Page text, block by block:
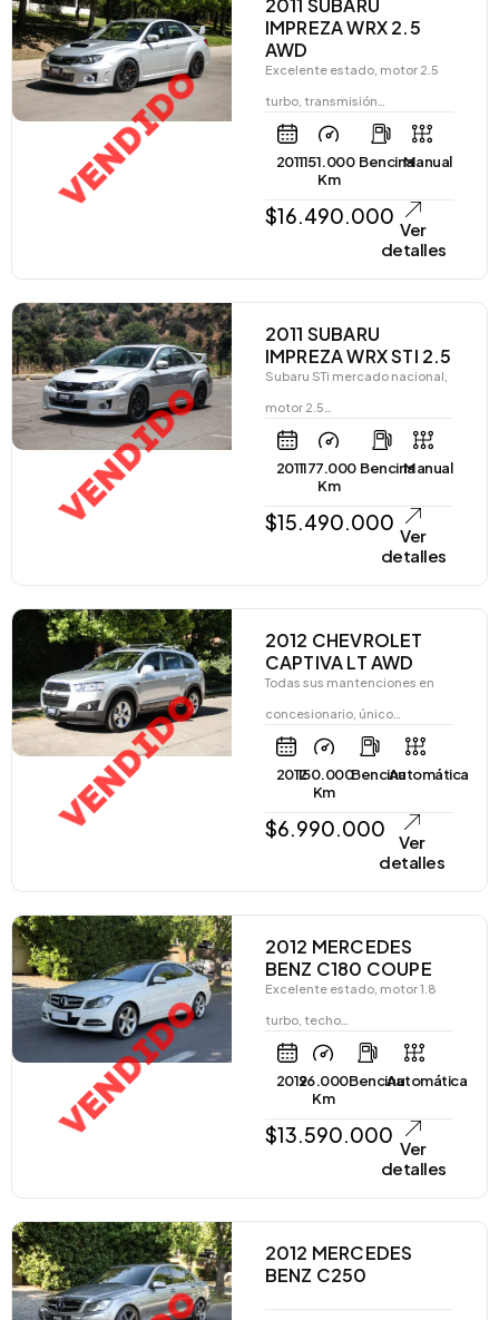
VENDIDO
2011 SUBARU
IMPREZA WRX 2.5
AWD
Excelente estado, motor 2.5
turbo, transmisión…
2011151.000
Km
BencinaManual
$16.490.000
Ver
detalles
VENDIDO
2011 SUBARU
IMPREZA WRX STI 2.5
Subaru STi mercado nacional,
motor 2.5…
2011177.000
Km
BencinaManual
$15.490.000
Ver
detalles
VENDIDO
2012 CHEVROLET
CAPTIVA LT AWD
Todas sus mantenciones en
concesionario, único…
2012150.000
Km
BencinaAutomática
$6.990.000
Ver
detalles
VENDIDO
2012 MERCEDES
BENZ C180 COUPE
Excelente estado, motor 1.8
turbo, techo…
201296.000
Km
BencinaAutomática
$13.590.000
Ver
detalles
2012 MERCEDES
BENZ C250